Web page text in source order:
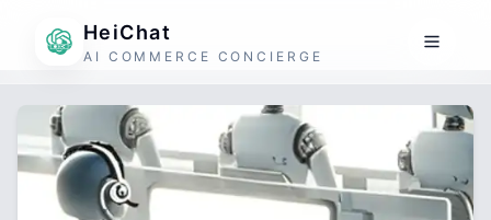
HeiChat
AI COMMERCE CONCIERGE